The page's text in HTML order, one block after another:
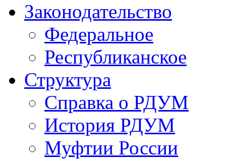
Законодательство
Федеральное
Республиканское
Структура
Справка о РДУМ
История РДУМ
Муфтии России